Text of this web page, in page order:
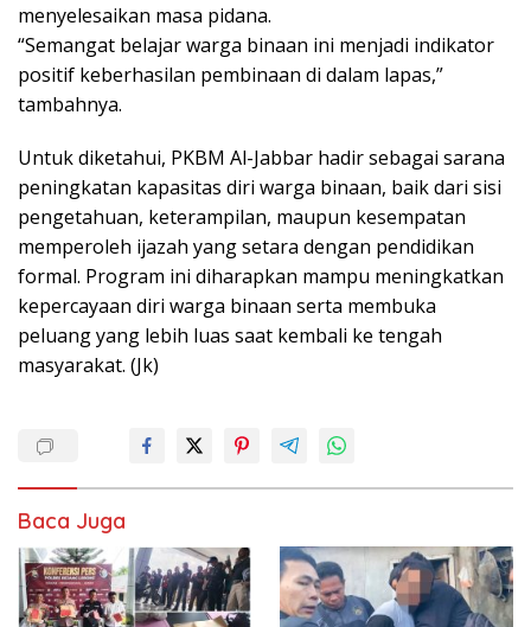
menyelesaikan masa pidana.
“Semangat belajar warga binaan ini menjadi indikator
positif keberhasilan pembinaan di dalam lapas,”
tambahnya.
Untuk diketahui, PKBM Al-Jabbar hadir sebagai sarana
peningkatan kapasitas diri warga binaan, baik dari sisi
pengetahuan, keterampilan, maupun kesempatan
memperoleh ijazah yang setara dengan pendidikan
formal. Program ini diharapkan mampu meningkatkan
kepercayaan diri warga binaan serta membuka
peluang yang lebih luas saat kembali ke tengah
masyarakat. (Jk)
Baca Juga